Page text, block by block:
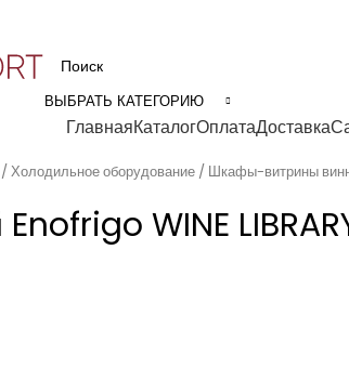
ВЫБРАТЬ КАТЕГОРИЮ
ГлавнаяКаталогОплатаДоставка
Холодильное оборудование Шкафы-витрины
WINE